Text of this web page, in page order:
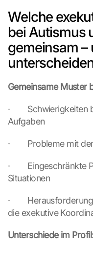
Welche
bei Autismus
gemeinsam –
Gemeinsame Muster
·
Aufgaben
·        Probleme mit
·
Situationen
·
die exekutive
Unterschiede im